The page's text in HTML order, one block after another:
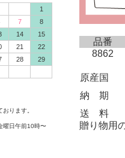
品番
8862
原産国
納 期
送 料
贈り物用
1
7
8
14
15
21
22
28
29
ります。
曜日午前10時〜